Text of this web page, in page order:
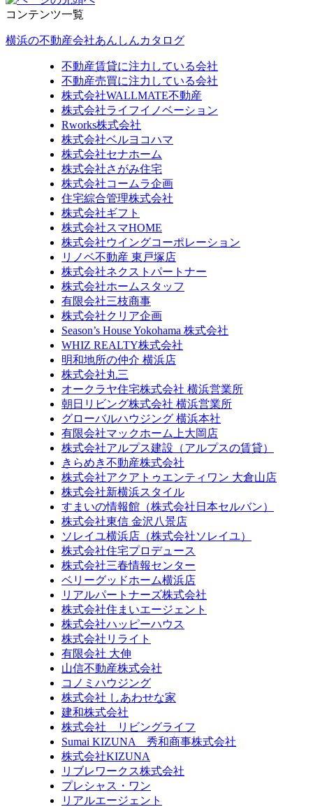
コンテンツ一覧
横浜の不動産会社あんしんカタログ
不動産賃貸に注力している会社
不動産売買に注力している会社
株式会社WALLMATE不動産
株式会社ライフイノベーション
Rworks株式会社
株式会社ベルヨコハマ
株式会社セナホーム
株式会社さがみ住宅
株式会社コームラ企画
住宅綜合管理株式会社
株式会社ギフト
株式会社スマHOME
株式会社ウイングコーポレーション
リノベ不動産 東戸塚店
株式会社ネクストパートナー
株式会社ホームスタッフ
有限会社三枝商事
株式会社クリア企画
Season’s House Yokohama 株式会社
WHIZ REALTY株式会社
明和地所の仲介 横浜店
株式会社丸三
オークラヤ住宅株式会社 横浜営業所
朝日リビング株式会社 横浜営業所
グローバルハウジング 横浜本社
有限会社マックホーム上大岡店
株式会社アルプス建設（アルプスの賃貸）
きらめき不動産株式会社
株式会社アクアトゥエンティワン 大倉山店
株式会社新横浜スタイル
すまいの情報館（株式会社日本セルバン）
株式会社東信 金沢八景店
ソレイユ横浜店（株式会社ソレイユ）
株式会社住宅プロデュース
株式会社三春情報センター
ベリーグッドホーム横浜店
リアルパートナーズ株式会社
株式会社住まいエージェント
株式会社ハッピーハウス
株式会社リライト
有限会社 大伸
山信不動産株式会社
コノミハウジング
株式会社 しあわせな家
建和株式会社
株式会社 リビングライフ
Sumai KIZUNA 秀和商事株式会社
株式会社KIZUNA
リブレワークス株式会社
プレシャス・ワン
リアルエージェント